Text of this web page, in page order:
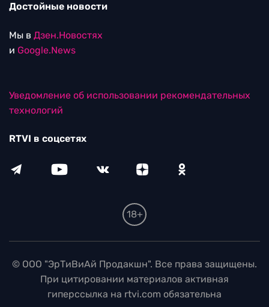
Достойные новости
Мы в Дзен.Новостях
и Google.News
Уведомление об использовании рекомендательных
технологий
RTVI в соцсетях
18+
© ООО "ЭрТиВиАй Продакшн". Все права защищены.
При цитировании материалов активная
гиперссылка на rtvi.com обязательна